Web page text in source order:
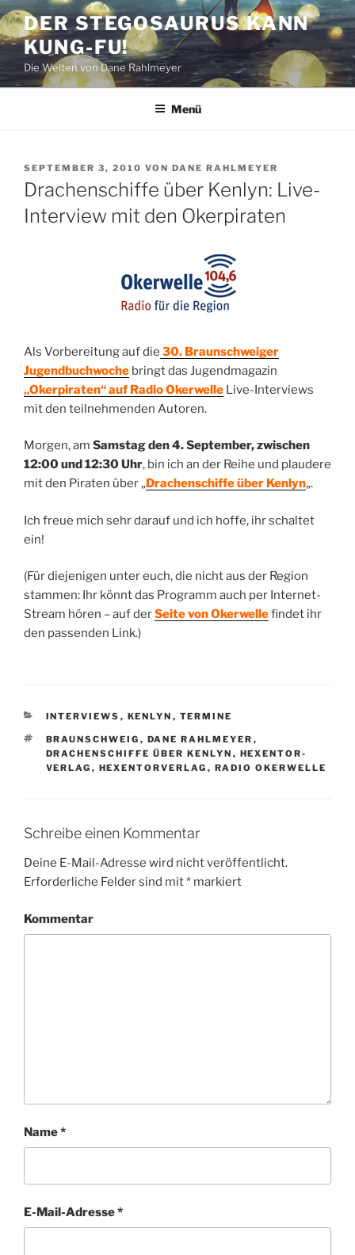
Zum
Inhalt
springen
DER STEGOSAURUS KANN
KUNG-FU!
Die Welten von Dane Rahlmeyer
Menü
VERÖFFENTLICHT
AM
SEPTEMBER 3, 2010 VON DANE RAHLMEYER
Drachenschiffe über Kenlyn: Live-
Interview mit den Okerpiraten
Als Vorbereitung auf die 30. Braunschweiger
Jugendbuchwoche bringt das Jugendmagazin
„Okerpiraten“ auf Radio Okerwelle Live-Interviews
mit den teilnehmenden Autoren.
Morgen, am Samstag den 4. September, zwischen
12:00 und 12:30 Uhr, bin ich an der Reihe und plaudere
mit den Piraten über „Drachenschiffe über Kenlyn„.
Ich freue mich sehr darauf und ich hoffe, ihr schaltet
ein!
(Für diejenigen unter euch, die nicht aus der Region
stammen: Ihr könnt das Programm auch per Internet-
Stream hören – auf derSeite von Okerwellefindet ihr
den passenden Link.)
KATEGORIEN
INTERVIEWS , KENLYN , TERMINE
SCHLAGWÖRTER
BRAUNSCHWEIG , DANE RAHLMEYER ,
DRACHENSCHIFFE ÜBER KENLYN , HEXENTOR-
VERLAG , HEXENTORVERLAG , RADIO OKERWELLE
Schreibe einen Kommentar
Deine E-Mail-Adresse wird nicht veröffentlicht.
Erforderliche Felder sind mit* markiert
Kommentar
Name*
E-Mail-Adresse*